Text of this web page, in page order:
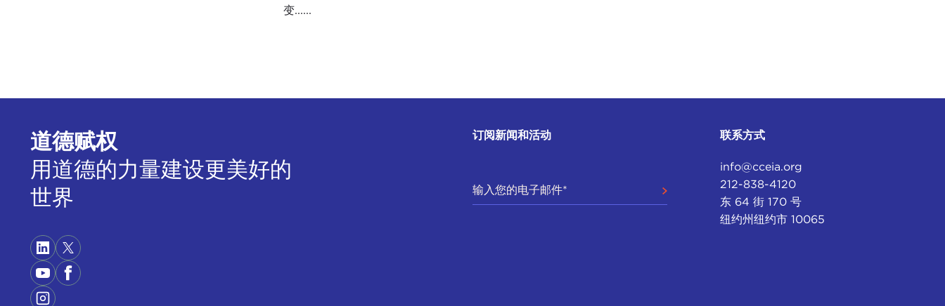
变......
道德赋权
用道德的力量建设更美好的
世界
订阅新闻和活动 联系方式
info@cceia.org
212-838-4120
东 64 街 170 号
纽约州纽约市 10065